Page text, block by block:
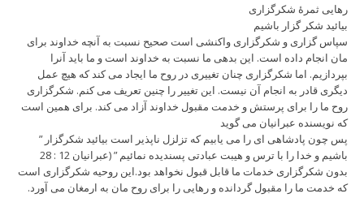
رهایی ثمرۀ شکرگزاری
بیائید شکر گزار باشیم
سپاس گزاری و شکرگزاری واکنشی است صحیح نسبت به آنچه خداوند برای
مان انجام داده است. این بدهی ما نسبت به خداوند است و ما باید آنرا
بپردازیم. اما شکرگزاری چنان تغییری در روح ما ایجاد می کند که هیچ عمل
دیگری قادر به انجام آن نیست. این تغییر را چنین تعریف می کنم. شکرگزاری
روح ما را برای پرستش و خدمت مقبول خداوند آزاد می کند. برای همین است
که نویسنده عبرانیان می گوید
” پس چون پادشاهی ای را می یابیم که تزلزل ناپذیر است بیائید شکرگزار
باشیم و خدا را با ترس و هیبت عبادتی پسندیده نمائیم ” (عبرانیان 12 : 28
بدون شکرگزاری خدمات ما قابل قبول نخواهد بود.این روحیه شکرگزاری است
که خدمت ما را مقبول گردانده و رهایی را برای روح مان به ارمغان می آورد.